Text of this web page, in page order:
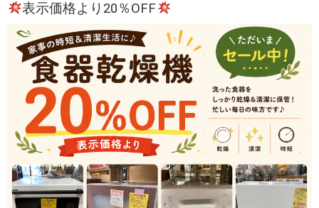
表示価格より20％OFF